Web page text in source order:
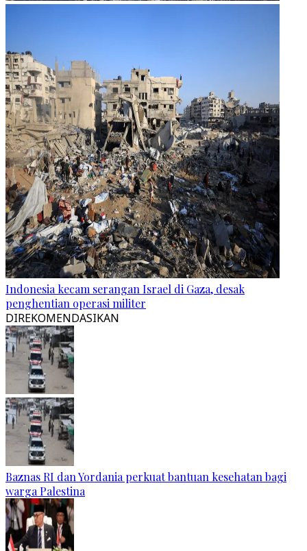
Indonesia kecam serangan Israel di Gaza, desak
penghentian operasi militer
DIREKOMENDASIKAN
Baznas RI dan Yordania perkuat bantuan kesehatan bagi
warga Palestina